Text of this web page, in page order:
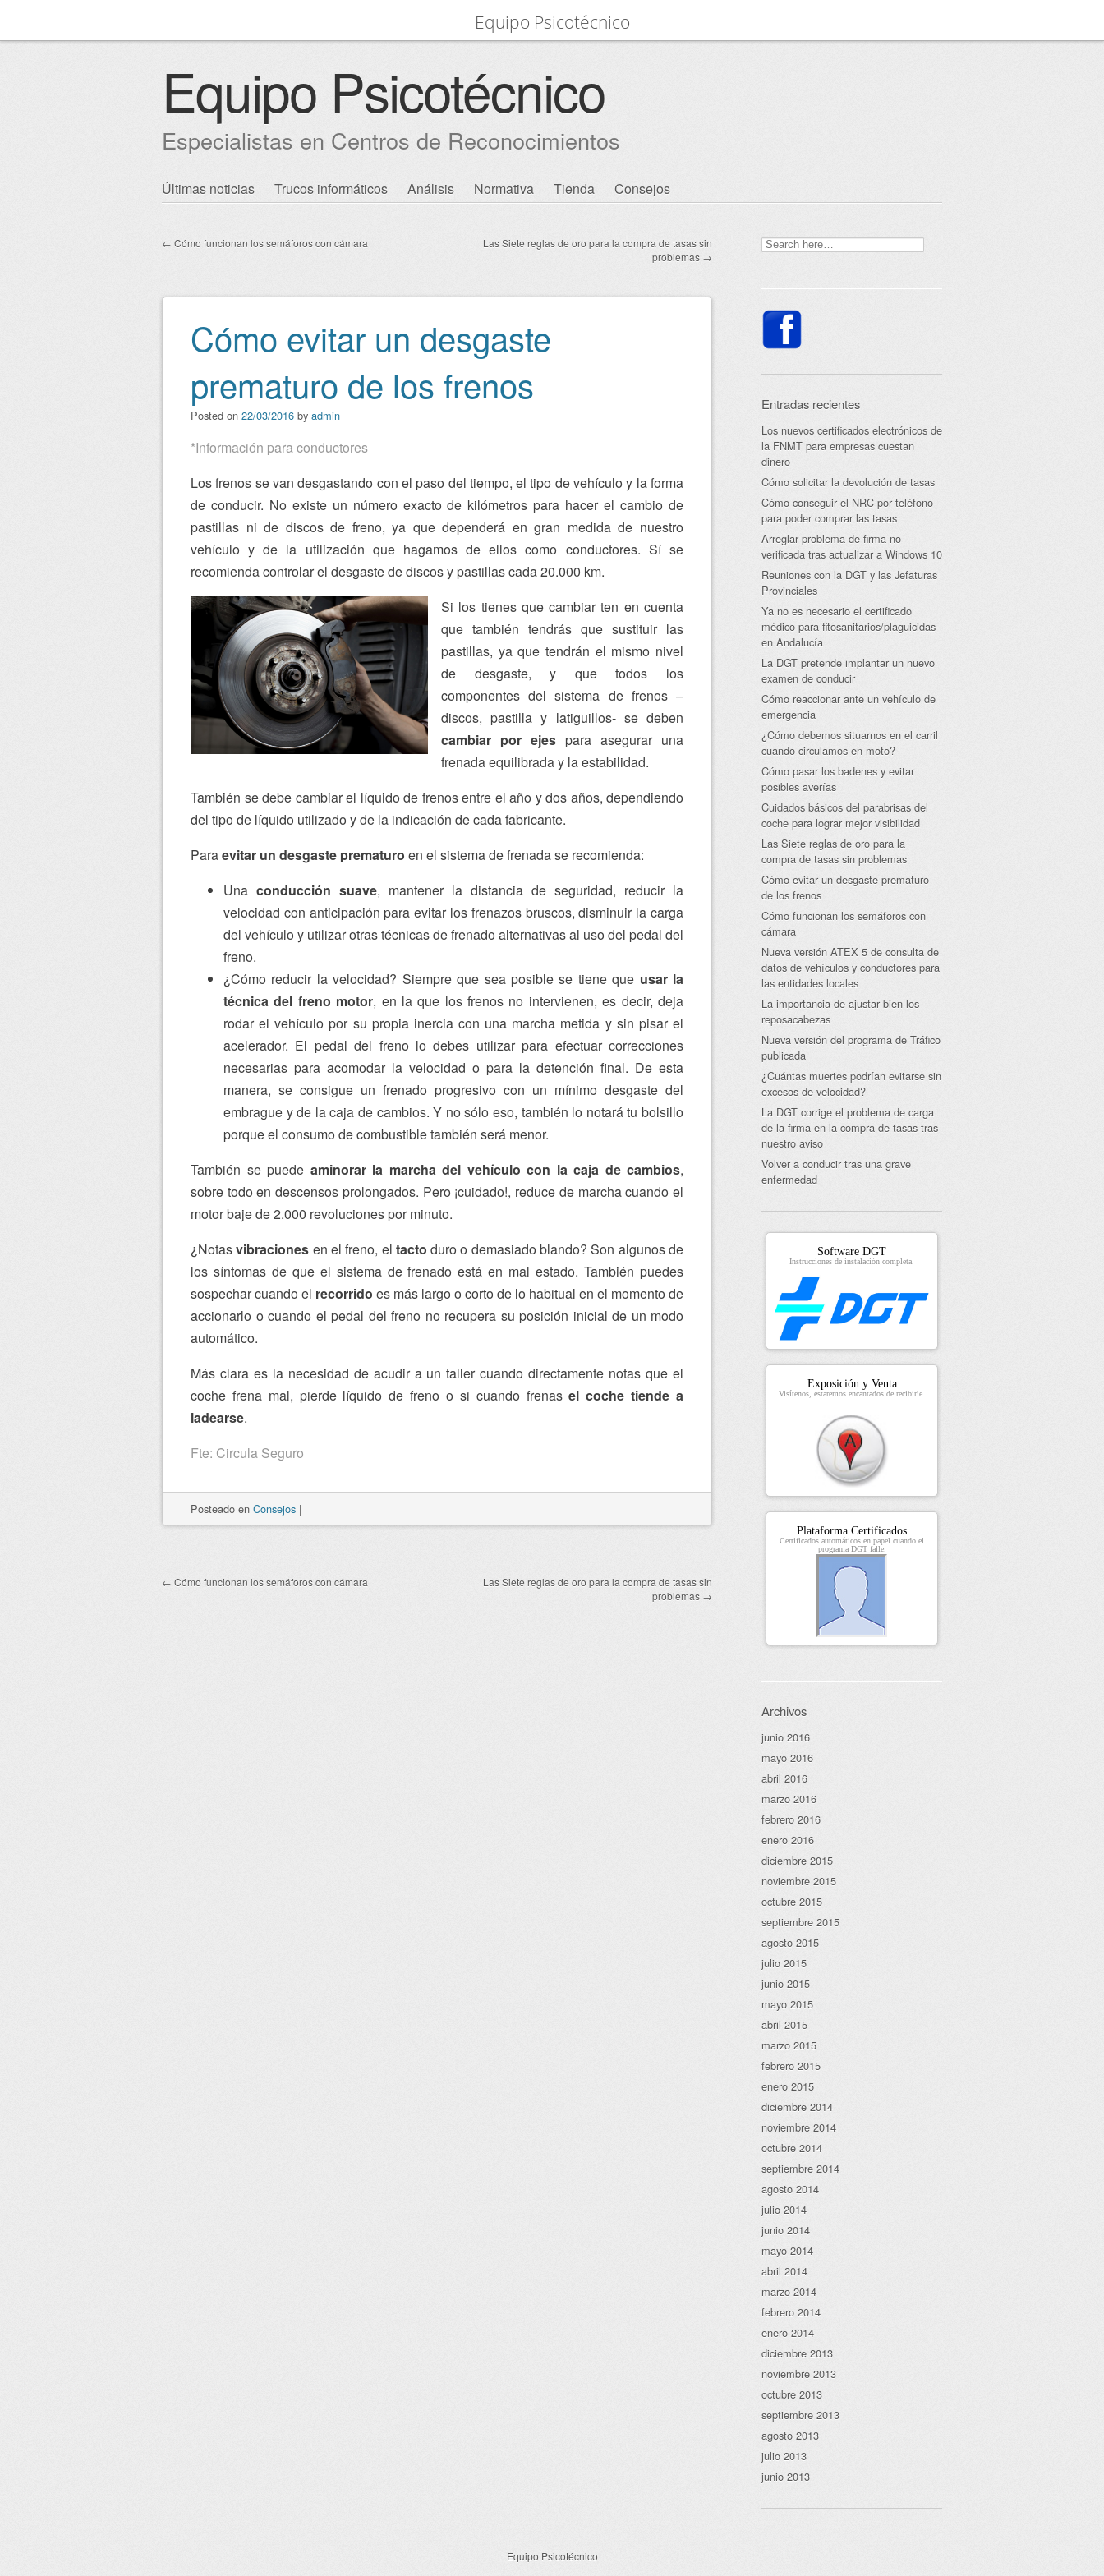
Equipo Psicotécnico
Equipo Psicotécnico
Especialistas en Centros de Reconocimientos
Main menu
Skip to content
Últimas noticias Trucos informáticos Análisis Normativa Tienda Consejos
← Cómo funcionan los semáforos con cámara
Las Siete reglas de oro para la compra de tasas sin
problemas →
Cómo evitar un desgaste
prematuro de los frenos
Posted on 22/03/2016 by admin
*Información para conductores
Los frenos se van desgastando con el paso del tiempo, el tipo de vehículo y la forma
de conducir. No existe un número exacto de kilómetros para hacer el cambio de
pastillas ni de discos de freno, ya que dependerá en gran medida de nuestro
vehículo y de la utilización que hagamos de ellos como conductores. Sí se
recomienda controlar el desgaste de discos y pastillas cada 20.000 km.
Si los tienes que cambiar ten en cuenta
que también tendrás que sustituir las
pastillas, ya que tendrán el mismo nivel
de desgaste, y que todos los
componentes del sistema de frenos –
discos, pastilla y latiguillos- se deben
cambiar por ejes para asegurar una
frenada equilibrada y la estabilidad.
También se debe cambiar el líquido de frenos entre el año y dos años, dependiendo
del tipo de líquido utilizado y de la indicación de cada fabricante.
Paraevitar un desgaste prematuro en el sistema de frenada se recomienda:
Una conducción suave, mantener la distancia de seguridad, reducir la
velocidad con anticipación para evitar los frenazos bruscos, disminuir la carga
del vehículo y utilizar otras técnicas de frenado alternativas al uso del pedal del
freno.
¿Cómo reducir la velocidad? Siempre que sea posible se tiene que usar la
técnica del freno motor, en la que los frenos no intervienen, es decir, deja
rodar el vehículo por su propia inercia con una marcha metida y sin pisar el
acelerador. El pedal del freno lo debes utilizar para efectuar correcciones
necesarias para acomodar la velocidad o para la detención final. De esta
manera, se consigue un frenado progresivo con un mínimo desgaste del
embrague y de la caja de cambios. Y no sólo eso, también lo notará tu bolsillo
porque el consumo de combustible también será menor.
También se puede aminorar la marcha del vehículo con la caja de cambios,
sobre todo en descensos prolongados. Pero ¡cuidado!, reduce de marcha cuando el
motor baje de 2.000 revoluciones por minuto.
¿Notasvibraciones en el freno, el tacto duro o demasiado blando? Son algunos de
los síntomas de que el sistema de frenado está en mal estado. También puedes
sospechar cuando el recorrido es más largo o corto de lo habitual en el momento de
accionarlo o cuando el pedal del freno no recupera su posición inicial de un modo
automático.
Más clara es la necesidad de acudir a un taller cuando directamente notas que el
coche frena mal, pierde líquido de freno o si cuando frenasel coche tiende a
ladearse.
Fte: Circula Seguro
Posteado en Consejos |
← Cómo funcionan los semáforos con cámara
Las Siete reglas de oro para la compra de tasas sin
problemas →
Entradas recientes
Los nuevos certificados electrónicos de
la FNMT para empresas cuestan
dinero
Cómo solicitar la devolución de tasas
Cómo conseguir el NRC por teléfono
para poder comprar las tasas
Arreglar problema de firma no
verificada tras actualizar a Windows 10
Reuniones con la DGT y las Jefaturas
Provinciales
Ya no es necesario el certificado
médico para fitosanitarios/plaguicidas
en Andalucía
La DGT pretende implantar un nuevo
examen de conducir
Cómo reaccionar ante un vehículo de
emergencia
¿Cómo debemos situarnos en el carril
cuando circulamos en moto?
Cómo pasar los badenes y evitar
posibles averías
Cuidados básicos del parabrisas del
coche para lograr mejor visibilidad
Las Siete reglas de oro para la
compra de tasas sin problemas
Cómo evitar un desgaste prematuro
de los frenos
Cómo funcionan los semáforos con
cámara
Nueva versión ATEX 5 de consulta de
datos de vehículos y conductores para
las entidades locales
La importancia de ajustar bien los
reposacabezas
Nueva versión del programa de Tráfico
publicada
¿Cuántas muertes podrían evitarse sin
excesos de velocidad?
La DGT corrige el problema de carga
de la firma en la compra de tasas tras
nuestro aviso
Volver a conducir tras una grave
enfermedad
Software DGT
Instrucciones de instalación completa.
Exposición y Venta
Visítenos, estaremos encantados de recibirle.
Plataforma Certificados
Certificados automáticos en papel cuando el
programa DGT falle.
Archivos
junio 2016
mayo 2016
abril 2016
marzo 2016
febrero 2016
enero 2016
diciembre 2015
noviembre 2015
octubre 2015
septiembre 2015
agosto 2015
julio 2015
junio 2015
mayo 2015
abril 2015
marzo 2015
febrero 2015
enero 2015
diciembre 2014
noviembre 2014
octubre 2014
septiembre 2014
agosto 2014
julio 2014
junio 2014
mayo 2014
abril 2014
marzo 2014
febrero 2014
enero 2014
diciembre 2013
noviembre 2013
octubre 2013
septiembre 2013
agosto 2013
julio 2013
junio 2013
Equipo Psicotécnico